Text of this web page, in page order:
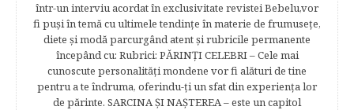
într-un interviu acordat în exclusivitate revistei Bebelu,vor
fi puşi în temă cu ultimele tendinţe în materie de frumuseţe,
diete şi modă parcurgând atent şi rubricile permanente
începând cu: Rubrici: PĂRINŢI CELEBRI – Cele mai
cunoscute personalităţi mondene vor fi alături de tine
pentru a te îndruma, oferindu-ţi un sfat din experienţa lor
de părinte. SARCINA ŞI NAŞTEREA – este un capitol